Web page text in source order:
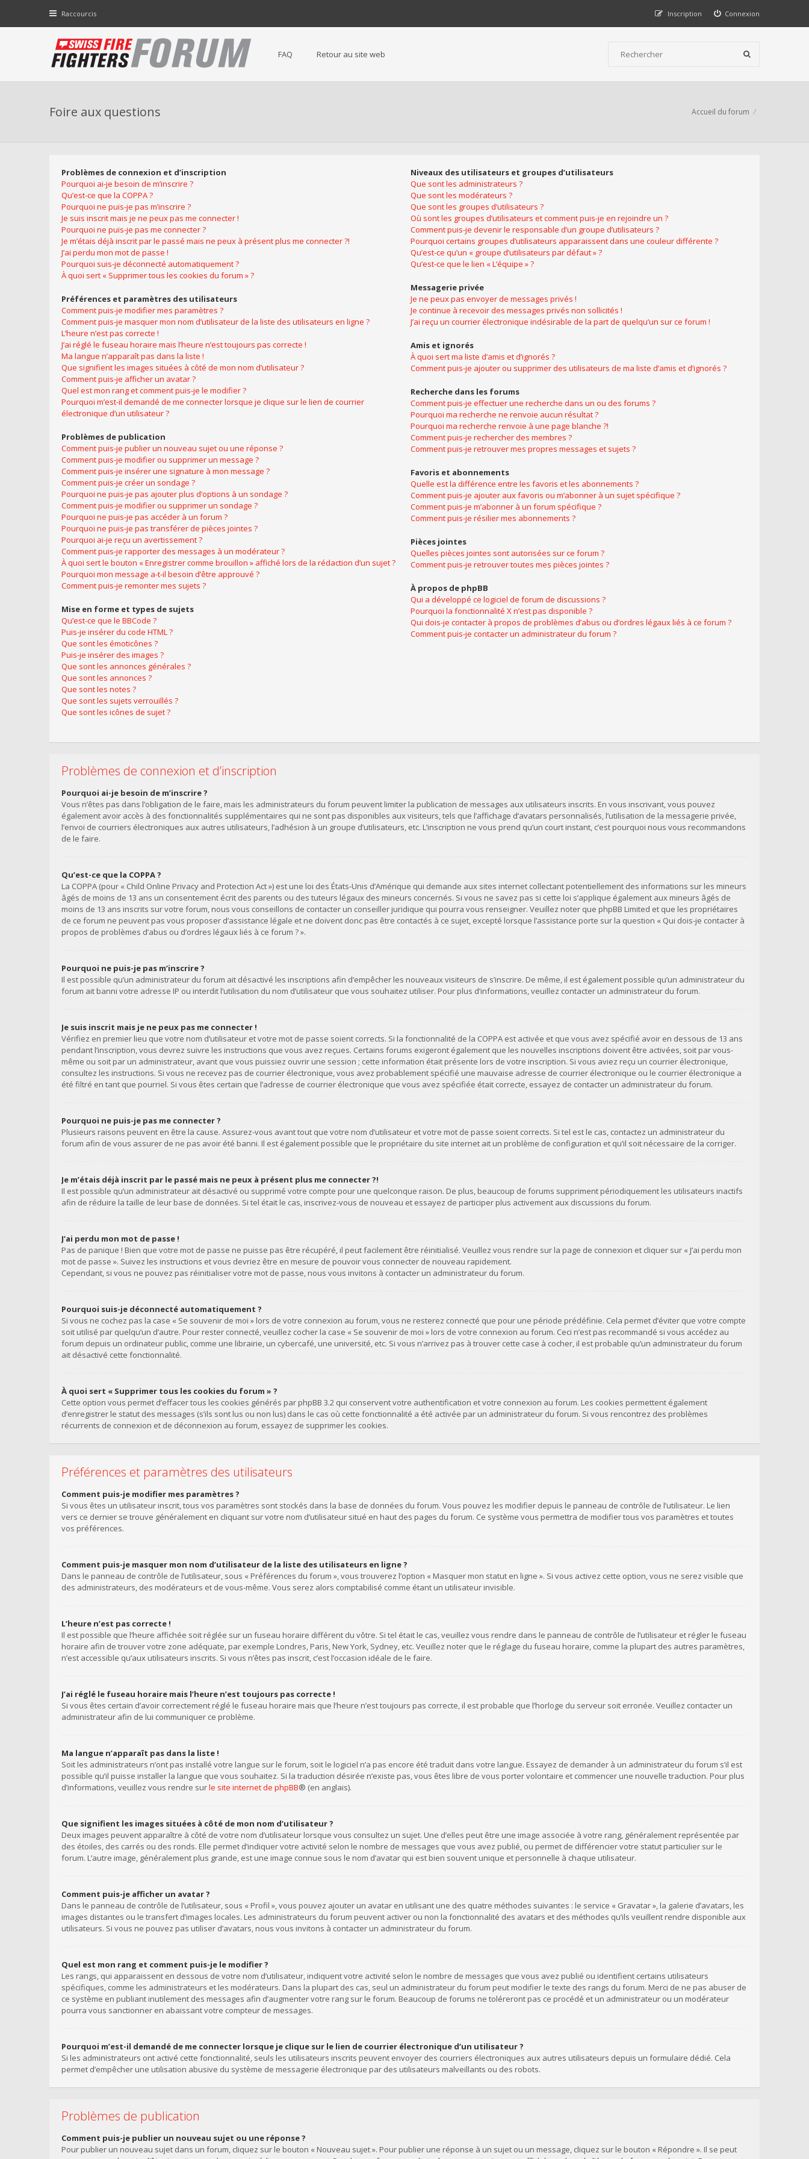
Raccourcis Connexion
Inscription
FAQ Retour au site web
Foire aux questions Accueil du forum
Problèmes de connexion et d’inscription
Pourquoi ai-je besoin de m’inscrire ?
Qu’est-ce que la COPPA ?
Pourquoi ne puis-je pas m’inscrire ?
Je suis inscrit mais je ne peux pas me connecter !
Pourquoi ne puis-je pas me connecter ?
Je m’étais déjà inscrit par le passé mais ne peux à présent plus me connecter ?!
J’ai perdu mon mot de passe !
Pourquoi suis-je déconnecté automatiquement ?
À quoi sert « Supprimer tous les cookies du forum » ?
Préférences et paramètres des utilisateurs
Comment puis-je modifier mes paramètres ?
Comment puis-je masquer mon nom d’utilisateur de la liste des utilisateurs en ligne ?
L’heure n’est pas correcte !
J’ai réglé le fuseau horaire mais l’heure n’est toujours pas correcte !
Ma langue n’apparaît pas dans la liste !
Que signifient les images situées à côté de mon nom d’utilisateur ?
Comment puis-je afficher un avatar ?
Quel est mon rang et comment puis-je le modifier ?
Pourquoi m’est-il demandé de me connecter lorsque je clique sur le lien de courrier
électronique d’un utilisateur ?
Problèmes de publication
Comment puis-je publier un nouveau sujet ou une réponse ?
Comment puis-je modifier ou supprimer un message ?
Comment puis-je insérer une signature à mon message ?
Comment puis-je créer un sondage ?
Pourquoi ne puis-je pas ajouter plus d’options à un sondage ?
Comment puis-je modifier ou supprimer un sondage ?
Pourquoi ne puis-je pas accéder à un forum ?
Pourquoi ne puis-je pas transférer de pièces jointes ?
Pourquoi ai-je reçu un avertissement ?
Comment puis-je rapporter des messages à un modérateur ?
À quoi sert le bouton « Enregistrer comme brouillon » affiché lors de la rédaction d’un sujet ?
Pourquoi mon message a-t-il besoin d’être approuvé ?
Comment puis-je remonter mes sujets ?
Mise en forme et types de sujets
Qu’est-ce que le BBCode ?
Puis-je insérer du code HTML ?
Que sont les émoticônes ?
Puis-je insérer des images ?
Que sont les annonces générales ?
Que sont les annonces ?
Que sont les notes ?
Que sont les sujets verrouillés ?
Que sont les icônes de sujet ?
Niveaux des utilisateurs et groupes d’utilisateurs
Que sont les administrateurs ?
Que sont les modérateurs ?
Que sont les groupes d’utilisateurs ?
Où sont les groupes d’utilisateurs et comment puis-je en rejoindre un ?
Comment puis-je devenir le responsable d’un groupe d’utilisateurs ?
Pourquoi certains groupes d’utilisateurs apparaissent dans une couleur différente ?
Qu’est-ce qu’un « groupe d’utilisateurs par défaut » ?
Qu’est-ce que le lien « L’équipe » ?
Messagerie privée
Je ne peux pas envoyer de messages privés !
Je continue à recevoir des messages privés non sollicités !
J’ai reçu un courrier électronique indésirable de la part de quelqu’un sur ce forum !
Amis et ignorés
À quoi sert ma liste d’amis et d’ignorés ?
Comment puis-je ajouter ou supprimer des utilisateurs de ma liste d’amis et d’ignorés ?
Recherche dans les forums
Comment puis-je effectuer une recherche dans un ou des forums ?
Pourquoi ma recherche ne renvoie aucun résultat ?
Pourquoi ma recherche renvoie à une page blanche ?!
Comment puis-je rechercher des membres ?
Comment puis-je retrouver mes propres messages et sujets ?
Favoris et abonnements
Quelle est la différence entre les favoris et les abonnements ?
Comment puis-je ajouter aux favoris ou m’abonner à un sujet spécifique ?
Comment puis-je m’abonner à un forum spécifique ?
Comment puis-je résilier mes abonnements ?
Pièces jointes
Quelles pièces jointes sont autorisées sur ce forum ?
Comment puis-je retrouver toutes mes pièces jointes ?
À propos de phpBB
Qui a développé ce logiciel de forum de discussions ?
Pourquoi la fonctionnalité X n’est pas disponible ?
Qui dois-je contacter à propos de problèmes d’abus ou d’ordres légaux liés à ce forum ?
Comment puis-je contacter un administrateur du forum ?
Problèmes de connexion et d’inscription
Pourquoi ai-je besoin de m’inscrire ?
Vous n’êtes pas dans l’obligation de le faire, mais les administrateurs du forum peuvent limiter la publication de messages aux utilisateurs inscrits. En vous inscrivant, vous pouvez
également avoir accès à des fonctionnalités supplémentaires qui ne sont pas disponibles aux visiteurs, tels que l’affichage d’avatars personnalisés, l’utilisation de la messagerie privée,
l’envoi de courriers électroniques aux autres utilisateurs, l’adhésion à un groupe d’utilisateurs, etc. L’inscription ne vous prend qu’un court instant, c’est pourquoi nous vous recommandons
de le faire.
Qu’est-ce que la COPPA ?
La COPPA (pour « Child Online Privacy and Protection Act ») est une loi des États-Unis d’Amérique qui demande aux sites internet collectant potentiellement des informations sur les mineurs
âgés de moins de 13 ans un consentement écrit des parents ou des tuteurs légaux des mineurs concernés. Si vous ne savez pas si cette loi s’applique également aux mineurs âgés de
moins de 13 ans inscrits sur votre forum, nous vous conseillons de contacter un conseiller juridique qui pourra vous renseigner. Veuillez noter que phpBB Limited et que les propriétaires
de ce forum ne peuvent pas vous proposer d’assistance légale et ne doivent donc pas être contactés à ce sujet, excepté lorsque l’assistance porte sur la question « Qui dois-je contacter à
propos de problèmes d’abus ou d’ordres légaux liés à ce forum ? ».
Pourquoi ne puis-je pas m’inscrire ?
Il est possible qu’un administrateur du forum ait désactivé les inscriptions afin d’empêcher les nouveaux visiteurs de s’inscrire. De même, il est également possible qu’un administrateur du
forum ait banni votre adresse IP ou interdit l’utilisation du nom d’utilisateur que vous souhaitez utiliser. Pour plus d’informations, veuillez contacter un administrateur du forum.
Je suis inscrit mais je ne peux pas me connecter !
Vérifiez en premier lieu que votre nom d’utilisateur et votre mot de passe soient corrects. Si la fonctionnalité de la COPPA est activée et que vous avez spécifié avoir en dessous de 13 ans
pendant l’inscription, vous devrez suivre les instructions que vous avez reçues. Certains forums exigeront également que les nouvelles inscriptions doivent être activées, soit par vous-
même ou soit par un administrateur, avant que vous puissiez ouvrir une session ; cette information était présente lors de votre inscription. Si vous aviez reçu un courrier électronique,
consultez les instructions. Si vous ne recevez pas de courrier électronique, vous avez probablement spécifié une mauvaise adresse de courrier électronique ou le courrier électronique a
été filtré en tant que pourriel. Si vous êtes certain que l’adresse de courrier électronique que vous avez spécifiée était correcte, essayez de contacter un administrateur du forum.
Pourquoi ne puis-je pas me connecter ?
Plusieurs raisons peuvent en être la cause. Assurez-vous avant tout que votre nom d’utilisateur et votre mot de passe soient corrects. Si tel est le cas, contactez un administrateur du
forum afin de vous assurer de ne pas avoir été banni. Il est également possible que le propriétaire du site internet ait un problème de configuration et qu’il soit nécessaire de la corriger.
Je m’étais déjà inscrit par le passé mais ne peux à présent plus me connecter ?!
Il est possible qu’un administrateur ait désactivé ou supprimé votre compte pour une quelconque raison. De plus, beaucoup de forums suppriment périodiquement les utilisateurs inactifs
afin de réduire la taille de leur base de données. Si tel était le cas, inscrivez-vous de nouveau et essayez de participer plus activement aux discussions du forum.
J’ai perdu mon mot de passe !
Pas de panique ! Bien que votre mot de passe ne puisse pas être récupéré, il peut facilement être réinitialisé. Veuillez vous rendre sur la page de connexion et cliquer sur « J’ai perdu mon
mot de passe ». Suivez les instructions et vous devriez être en mesure de pouvoir vous connecter de nouveau rapidement.
Cependant, si vous ne pouvez pas réinitialiser votre mot de passe, nous vous invitons à contacter un administrateur du forum.
Pourquoi suis-je déconnecté automatiquement ?
Si vous ne cochez pas la case « Se souvenir de moi » lors de votre connexion au forum, vous ne resterez connecté que pour une période prédéfinie. Cela permet d’éviter que votre compte
soit utilisé par quelqu’un d’autre. Pour rester connecté, veuillez cocher la case « Se souvenir de moi » lors de votre connexion au forum. Ceci n’est pas recommandé si vous accédez au
forum depuis un ordinateur public, comme une librairie, un cybercafé, une université, etc. Si vous n’arrivez pas à trouver cette case à cocher, il est probable qu’un administrateur du forum
ait désactivé cette fonctionnalité.
À quoi sert « Supprimer tous les cookies du forum » ?
Cette option vous permet d’effacer tous les cookies générés par phpBB 3.2 qui conservent votre authentification et votre connexion au forum. Les cookies permettent également
d’enregistrer le statut des messages (s’ils sont lus ou non lus) dans le cas où cette fonctionnalité a été activée par un administrateur du forum. Si vous rencontrez des problèmes
récurrents de connexion et de déconnexion au forum, essayez de supprimer les cookies.
Préférences et paramètres des utilisateurs
Comment puis-je modifier mes paramètres ?
Si vous êtes un utilisateur inscrit, tous vos paramètres sont stockés dans la base de données du forum. Vous pouvez les modifier depuis le panneau de contrôle de l’utilisateur. Le lien
vers ce dernier se trouve généralement en cliquant sur votre nom d’utilisateur situé en haut des pages du forum. Ce système vous permettra de modifier tous vos paramètres et toutes
vos préférences.
Comment puis-je masquer mon nom d’utilisateur de la liste des utilisateurs en ligne ?
Dans le panneau de contrôle de l’utilisateur, sous « Préférences du forum », vous trouverez l’option « Masquer mon statut en ligne ». Si vous activez cette option, vous ne serez visible que
des administrateurs, des modérateurs et de vous-même. Vous serez alors comptabilisé comme étant un utilisateur invisible.
L’heure n’est pas correcte !
Il est possible que l’heure affichée soit réglée sur un fuseau horaire différent du vôtre. Si tel était le cas, veuillez vous rendre dans le panneau de contrôle de l’utilisateur et régler le fuseau
horaire afin de trouver votre zone adéquate, par exemple Londres, Paris, New York, Sydney, etc. Veuillez noter que le réglage du fuseau horaire, comme la plupart des autres paramètres,
n’est accessible qu’aux utilisateurs inscrits. Si vous n’êtes pas inscrit, c’est l’occasion idéale de le faire.
J’ai réglé le fuseau horaire mais l’heure n’est toujours pas correcte !
Si vous êtes certain d’avoir correctement réglé le fuseau horaire mais que l’heure n’est toujours pas correcte, il est probable que l’horloge du serveur soit erronée. Veuillez contacter un
administrateur afin de lui communiquer ce problème.
Ma langue n’apparaît pas dans la liste !
Soit les administrateurs n’ont pas installé votre langue sur le forum, soit le logiciel n’a pas encore été traduit dans votre langue. Essayez de demander à un administrateur du forum s’il est
possible qu’il puisse installer la langue que vous souhaitez. Si la traduction désirée n’existe pas, vous êtes libre de vous porter volontaire et commencer une nouvelle traduction. Pour plus
d’informations, veuillez vous rendre surle site internet de phpBB® (en anglais).
Que signifient les images situées à côté de mon nom d’utilisateur ?
Deux images peuvent apparaître à côté de votre nom d’utilisateur lorsque vous consultez un sujet. Une d’elles peut être une image associée à votre rang, généralement représentée par
des étoiles, des carrés ou des ronds. Elle permet d’indiquer votre activité selon le nombre de messages que vous avez publié, ou permet de différencier votre statut particulier sur le
forum. L’autre image, généralement plus grande, est une image connue sous le nom d’avatar qui est bien souvent unique et personnelle à chaque utilisateur.
Comment puis-je afficher un avatar ?
Dans le panneau de contrôle de l’utilisateur, sous « Profil », vous pouvez ajouter un avatar en utilisant une des quatre méthodes suivantes : le service « Gravatar », la galerie d’avatars, les
images distantes ou le transfert d’images locales. Les administrateurs du forum peuvent activer ou non la fonctionnalité des avatars et des méthodes qu’ils veuillent rendre disponible aux
utilisateurs. Si vous ne pouvez pas utiliser d’avatars, nous vous invitons à contacter un administrateur du forum.
Quel est mon rang et comment puis-je le modifier ?
Les rangs, qui apparaissent en dessous de votre nom d’utilisateur, indiquent votre activité selon le nombre de messages que vous avez publié ou identifient certains utilisateurs
spécifiques, comme les administrateurs et les modérateurs. Dans la plupart des cas, seul un administrateur du forum peut modifier le texte des rangs du forum. Merci de ne pas abuser de
ce système en publiant inutilement des messages afin d’augmenter votre rang sur le forum. Beaucoup de forums ne toléreront pas ce procédé et un administrateur ou un modérateur
pourra vous sanctionner en abaissant votre compteur de messages.
Pourquoi m’est-il demandé de me connecter lorsque je clique sur le lien de courrier électronique d’un utilisateur ?
Si les administrateurs ont activé cette fonctionnalité, seuls les utilisateurs inscrits peuvent envoyer des courriers électroniques aux autres utilisateurs depuis un formulaire dédié. Cela
permet d’empêcher une utilisation abusive du système de messagerie électronique par des utilisateurs malveillants ou des robots.
Problèmes de publication
Comment puis-je publier un nouveau sujet ou une réponse ?
Pour publier un nouveau sujet dans un forum, cliquez sur le bouton « Nouveau sujet ». Pour publier une réponse à un sujet ou un message, cliquez sur le bouton « Répondre ». Il se peut